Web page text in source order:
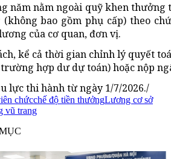
năm nằm ngoài quỹ khen
bao gồm phụ cấp) theo
của cơ quan, đơn vị.
kể cả thời gian chỉnh lý quyết
hợp dư dự toán) hoặc nộp
lực thi hành từ ngày 1/7/2026./
chứcchế độ tiền thưởngLương cơ sở
vũ trang